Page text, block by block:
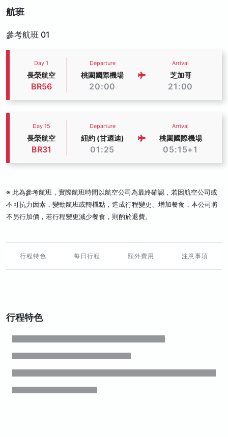
航班
參考航班 01
Day 1
長榮航空
BR56
Departure
桃園國際機場
20:00
Arrival
芝加哥
21:00
Day 15
長榮航空
BR31
Departure
紐約 (甘迺迪)
01:25
Arrival
桃園國際機場
05:15+1
※ 此為參考航班，實際航班時間以航空公司為最終確認，若因航空公司或
不可抗力因素，變動航班或轉機點，造成行程變更、增加餐食，本公司將
不另行加價，若行程變更減少餐食，則酌於退費。
行程特色 每日行程 額外費用 注意事項
行程特色